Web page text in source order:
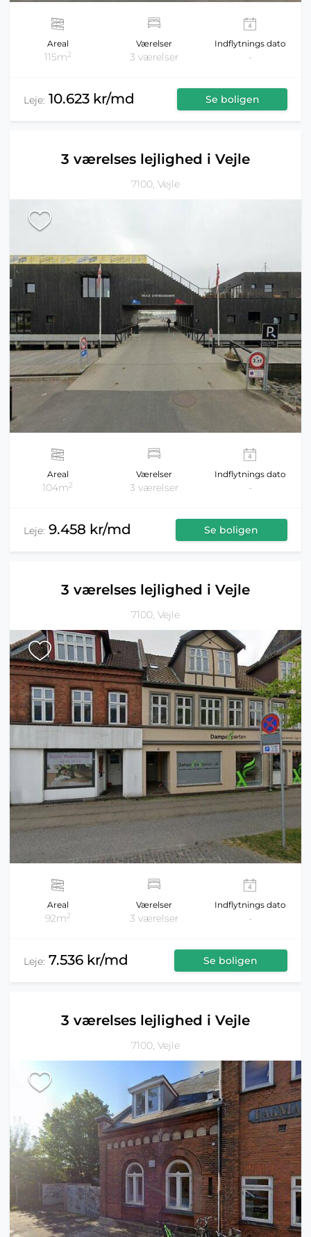
Areal
115m2
Værelser
3 værelser
Indflytnings dato
-
Leje: 10.623 kr/md Se boligen
3 værelses lejlighed i Vejle
7100, Vejle
Areal
104m2
Værelser
3 værelser
Indflytnings dato
-
Leje: 9.458 kr/md Se boligen
3 værelses lejlighed i Vejle
7100, Vejle
Areal
92m2
Værelser
3 værelser
Indflytnings dato
-
Leje: 7.536 kr/md Se boligen
3 værelses lejlighed i Vejle
7100, Vejle